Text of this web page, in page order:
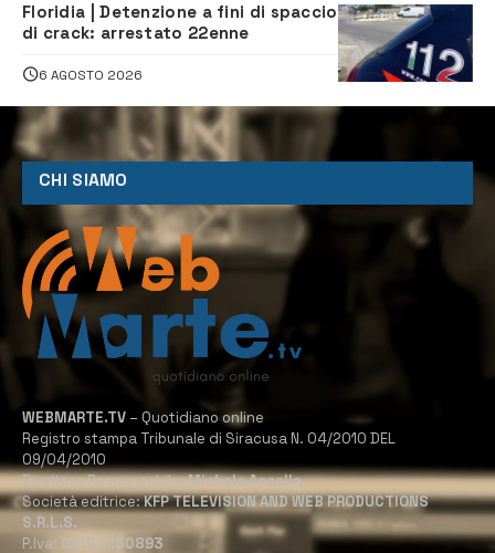
Floridia | Detenzione a fini di spaccio
di crack: arrestato 22enne
6 AGOSTO 2026
CHI SIAMO
WEBMARTE.TV – Quotidiano online
Registro stampa Tribunale di Siracusa N. 04/2010 DEL
09/04/2010
Direttore Responsabile:Michele Accolla
Società editrice:KFP TELEVISION AND WEB PRODUCTIONS
S.R.L.S.
P.Iva: 02184950893